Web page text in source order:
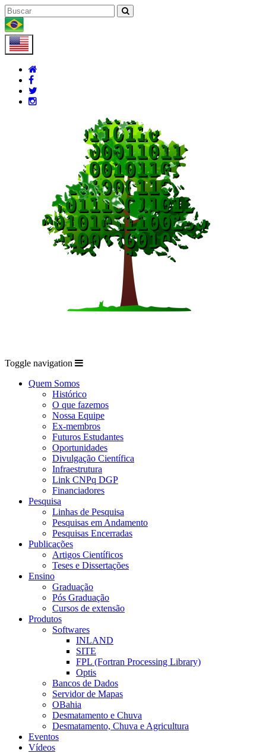
Toggle navigation
Quem Somos
Histórico
O que fazemos
Nossa Equipe
Ex-membros
Futuros Estudantes
Oportunidades
Divulgação Científica
Infraestrutura
Link CNPq DGP
Financiadores
Pesquisa
Linhas de Pesquisa
Pesquisas em Andamento
Pesquisas Encerradas
Publicações
Artigos Científicos
Teses e Dissertações
Ensino
Graduação
Pós Graduação
Cursos de extensão
Produtos
Softwares
INLAND
SITE
FPL (Fortran Processing Library)
Optis
Bancos de Dados
Servidor de Mapas
OBahia
Desmatamento e Chuva
Desmatamento, Chuva e Agricultura
Eventos
Vídeos